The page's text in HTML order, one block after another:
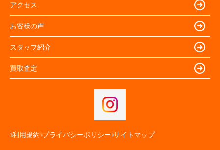
アクセス
お客様の声
スタッフ紹介
買取査定
利用規約 プライバシーポリシー サイトマップ